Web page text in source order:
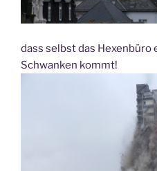
dass selbst das Hexenbüro
Schwanken kommt!